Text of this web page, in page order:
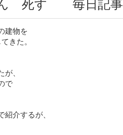
ん 死す 毎日記事
建物を
きた。
、
で
介するが、